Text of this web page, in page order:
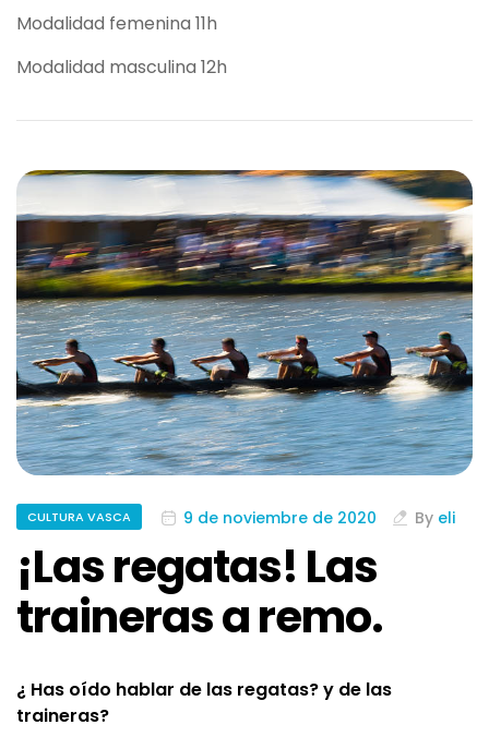
Modalidad femenina 11h
Modalidad masculina 12h
CULTURA VASCA 9 de noviembre de 2020 By eli
¡Las regatas! Las
traineras a remo.
¿ Has oído hablar de las regatas? y de las
traineras?